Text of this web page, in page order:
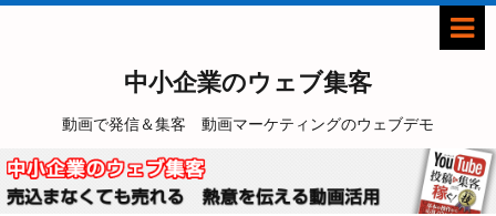
中小企業のウェブ集客
動画で発信＆集客 動画マーケティングのウェブデモ